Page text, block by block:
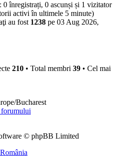
înregistrați, 0 ascunși și 1 vizitator
activi în ultimele 5 minute)
au fost 1238 pe 03 Aug 2026,
210 • Total membri 39 • Cel mai
Bucharest
forumului
© phpBB Limited